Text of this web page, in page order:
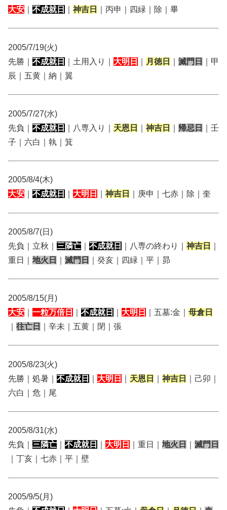
大安
不成就日 神吉日 ｜丙申｜四緑｜除｜畢
2005/7/19(火)
先勝｜ 不成就日 ｜土用入り｜ 大明日 月徳日 滅門日
｜甲
辰｜五黄｜納｜翼
2005/7/27(水)
先負｜ 不成就日 ｜八専入り｜ 天恩日 神吉日 帰忌日
｜壬
子｜六白｜執｜箕
2005/8/4(木)
大安
不成就日 大明日 神吉日 ｜庚申｜七赤｜除｜奎
2005/8/7(日)
先負｜立秋｜ 三隣亡 不成就日 ｜八専の終わり｜ 神吉日
重日｜ 地火日 滅門日 ｜癸亥｜四緑｜平｜昴
2005/8/15(月)
大安
一粒万倍日 不成就日 大明日 ｜五墓:金｜ 母倉日
往亡日 ｜辛未｜五黄｜閉｜張
2005/8/23(火)
先勝｜処暑｜ 不成就日 大明日 天恩日 神吉日
｜己卯｜
六白｜危｜尾
2005/8/31(水)
先負｜ 三隣亡 不成就日 大明日 ｜重日｜ 地火日
滅門日
｜丁亥｜七赤｜平｜壁
2005/9/5(月)